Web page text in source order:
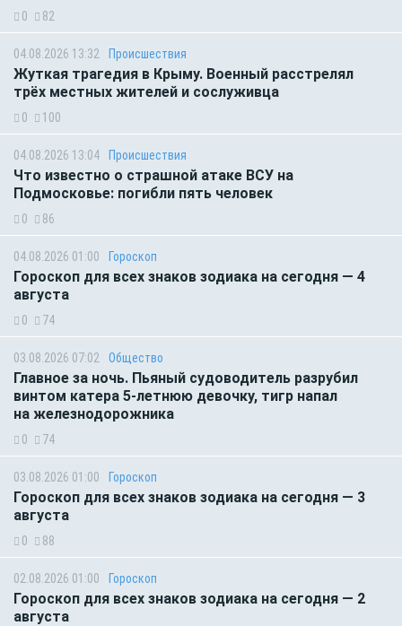
0 82
04.08.2026 13:32 Происшествия
Жуткая трагедия в Крыму. Военный расстрелял
трёх местных жителей и сослуживца
0 100
04.08.2026 13:04 Происшествия
Что известно о страшной атаке ВСУ на
Подмосковье: погибли пять человек
0 86
04.08.2026 01:00 Гороскоп
Гороскоп для всех знаков зодиака на сегодня — 4
августа
0 74
03.08.2026 07:02 Общество
Главное за ночь. Пьяный судоводитель разрубил
винтом катера 5-летнюю девочку, тигр напал
на железнодорожника
0 74
03.08.2026 01:00 Гороскоп
Гороскоп для всех знаков зодиака на сегодня — 3
августа
0 88
02.08.2026 01:00 Гороскоп
Гороскоп для всех знаков зодиака на сегодня — 2
августа